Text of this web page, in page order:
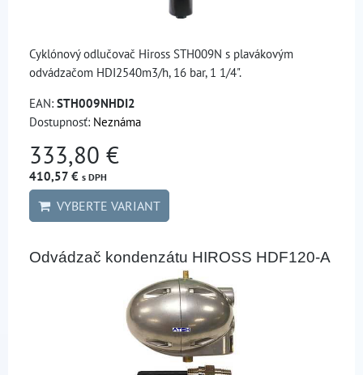
Cyklónový odlučovač Hiross STH009N s plavákovým
odvádzačom HDI2540m3/h, 16 bar, 1 1/4".
EAN: STH009NHDI2
Dostupnosť: Neznáma
333,80 €
410,57 € s DPH
VYBERTE VARIANT
Odvádzač kondenzátu HIROSS HDF120-A